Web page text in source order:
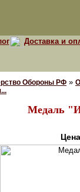
Доставка и
Обороны РФ »
Медаль